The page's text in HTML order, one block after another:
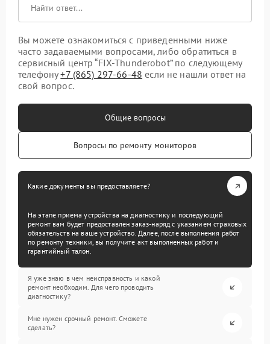
Вы можете ознакомиться с приведенными ниже
часто задаваемыми вопросами, либо обратиться в
сервисный центр “FIX-Thunderobot” по следующему
телефону+7 (865) 297-66-48 если не нашли ответ на
свой вопрос.
Общие вопросы
Вопросы по ремонту мониторов
Какие документы вы предоставляете?
На этапе приема устройства на диагностику и последующий
ремонт вам будет предоставлен заказ-наряд с указанием страховых
обязательств на ваше устройство. Далее, после выполнения работ
по ремонту техники, вы получите акт выполненных работ и
гарантийный талон.
Я уже знаю в чем неисправность и какой
ремонт необходим. Для чего проводить
диагностику?
Мне нужен срочный ремонт. Сможете
сделать?